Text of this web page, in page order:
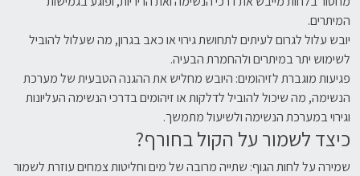
המיתרים.
יובש עלול לגרום לעיתים לתחושת גירוי או כאב בגרון, מה שעלול להוביל
לשימוש יתר במיתרים ולהחמרת הבעיה.
פגיעות מוגברת לזיהומים: היובש מחליש את ההגנה הטבעית של מערכת
הנשימה, מה שיכול להוביל לדלקות או זיהומים בדרכי הנשימה העליונות
וגירוי במערכת הנשימה ולשיעול מתמשך.
כיצד לשמור על הקול בחורף?
שמירה על לחות הגוף: שתייה מרובה של מים וחליטות צמחים עוזרת לשמור